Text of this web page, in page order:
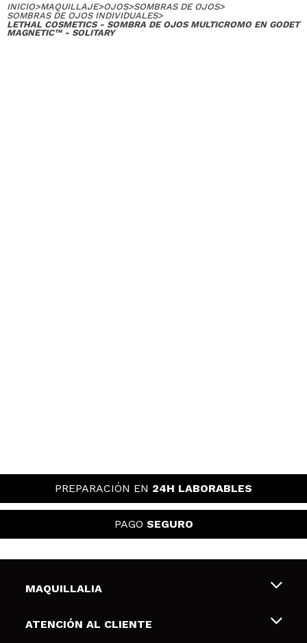
INICIO>MAQUILLAJE>OJOS>SOMBRAS DE OJOS>
SOMBRAS DE OJOS INDIVIDUALES>
LETHAL COSMETICS - SOMBRA DE OJOS MULTICROMO EN GODET
MAGNETIC™ - SOLITARY
PREPARACIÓN EN 24H LABORABLES
PAGO SEGURO
MAQUILLALIA
Sobre nosotros
ATENCIÓN AL CLIENTE